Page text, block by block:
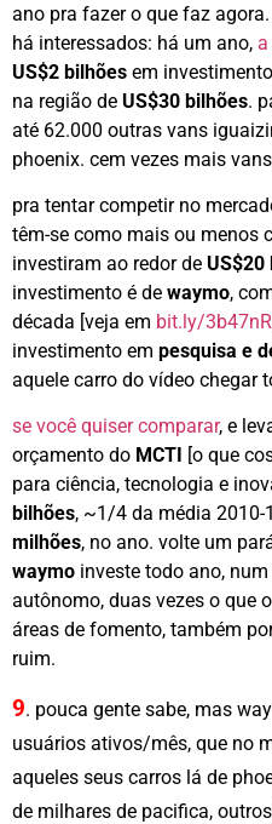
ano pra fazer o que faz
há interessados: há um ano,
US$2 bilhões em
na região de US$30 bilhões.
até 62.000 outras vans
phoenix. cem vezes mais
pra tentar competir no
têm-se como mais ou menos
investiram ao redor de US$20
investimento é de waymo,
década [veja em bit.ly/
investimento em pesquisa e
aquele carro do vídeo chegar
se você quiser comparar, e
orçamento do MCTI
[o que
para ciência, tecnologia e
bilhões, ~1/4 da média 2010-
milhões, no ano. volte um
waymo investe todo ano,
autônomo, duas vezes o que
áreas de fomento, também
ruim.
9. pouca gente sabe, mas
usuários ativos/mês, que no
aqueles seus carros lá de
de milhares de pacifica,